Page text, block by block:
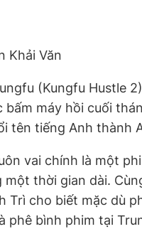
Khải Văn
(Kungfu Hustle
máy hồi cuối
tên tiếng Anh thành
vai chính là một
thời gian dài.
Trì cho biết mặc dù
bình phim tại